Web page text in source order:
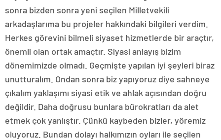
sonra bizden sonra yeni seçilen Milletvekili
arkadaşlarıma bu projeler hakkındaki bilgileri verdim.
Herkes görevini bilmeli siyaset hizmetlerde bir araçtır,
önemli olan ortak amaçtır. Siyasi anlayış bizim
dönemimizde olmadı. Geçmişte yapılan iyi şeyleri biraz
unutturalım. Ondan sonra biz yapıyoruz diye sahneye
çıkalım yaklaşımı siyasi etik ve ahlak açısından doğru
değildir. Daha doğrusu bunlara bürokratları da alet
etmek çok yanlıştır. Çünkü kaybeden bizler, yöremiz
oluyoruz. Bundan dolayı halkımızın oyları ile seçilen